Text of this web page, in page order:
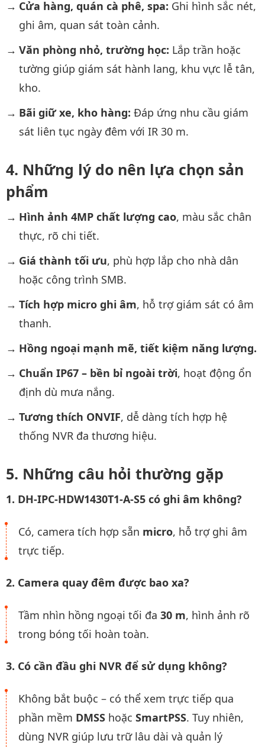
Cửa hàng, quán cà phê, spa: Ghi hình sắc nét,
ghi âm, quan sát toàn cảnh.
Văn phòng nhỏ, trường học: Lắp trần hoặc
tường giúp giám sát hành lang, khu vực lễ tân,
kho.
Bãi giữ xe, kho hàng: Đáp ứng nhu cầu giám
sát liên tục ngày đêm với IR 30 m.
Những lý do nên lựa chọn sản
phẩm
Hình ảnh 4MP chất lượng cao, màu sắc chân
thực, rõ chi tiết.
Giá thành tối ưu, phù hợp lắp cho nhà dân
hoặc công trình SMB.
Tích hợp micro ghi âm, hỗ trợ giám sát có âm
thanh.
Hồng ngoại mạnh mẽ, tiết kiệm năng lượng.
Chuẩn IP67 – bền bỉ ngoài trời, hoạt động ổn
định dù mưa nắng.
Tương thích ONVIF, dễ dàng tích hợp hệ
thống NVR đa thương hiệu.
Những câu hỏi thường gặp
1. DH-IPC-HDW1430T1-A-S5 có ghi âm không?
Có, camera tích hợp sẵn micro, hỗ trợ ghi âm
trực tiếp.
2. Camera quay đêm được bao xa?
Tầm nhìn hồng ngoại tối đa 30 m, hình ảnh rõ
trong bóng tối hoàn toàn.
3. Có cần đầu ghi NVR để sử dụng không?
Không bắt buộc – có thể xem trực tiếp qua
phần mềm DMSS hoặc SmartPSS. Tuy nhiên,
dùng NVR giúp lưu trữ lâu dài và quản lý